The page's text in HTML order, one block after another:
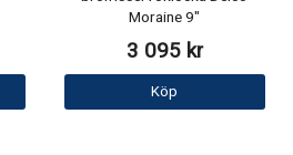
Moraine 9"
3 095 kr
Köp